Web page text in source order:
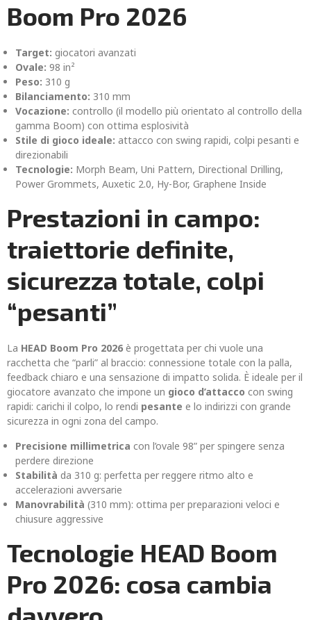
Boom Pro 2026
Target: giocatori avanzati
Ovale: 98 in²
Peso: 310 g
Bilanciamento: 310 mm
Vocazione: controllo (il modello più orientato al controllo della
gamma Boom) con ottima esplosività
Stile di gioco ideale: attacco con swing rapidi, colpi pesanti e
direzionabili
Tecnologie: Morph Beam, Uni Pattern, Directional Drilling,
Power Grommets, Auxetic 2.0, Hy-Bor, Graphene Inside
Prestazioni in campo:
traiettorie definite,
sicurezza totale, colpi
“pesanti”
La HEAD Boom Pro 2026 è progettata per chi vuole una
racchetta che “parli” al braccio: connessione totale con la palla,
feedback chiaro e una sensazione di impatto solida. È ideale per il
giocatore avanzato che impone un gioco d’attacco con swing
rapidi: carichi il colpo, lo rendi pesante e lo indirizzi con grande
sicurezza in ogni zona del campo.
Precisione millimetrica con l’ovale 98” per spingere senza
perdere direzione
Stabilità da 310 g: perfetta per reggere ritmo alto e
accelerazioni avversarie
Manovrabilità (310 mm): ottima per preparazioni veloci e
chiusure aggressive
Tecnologie HEAD Boom
Pro 2026: cosa cambia